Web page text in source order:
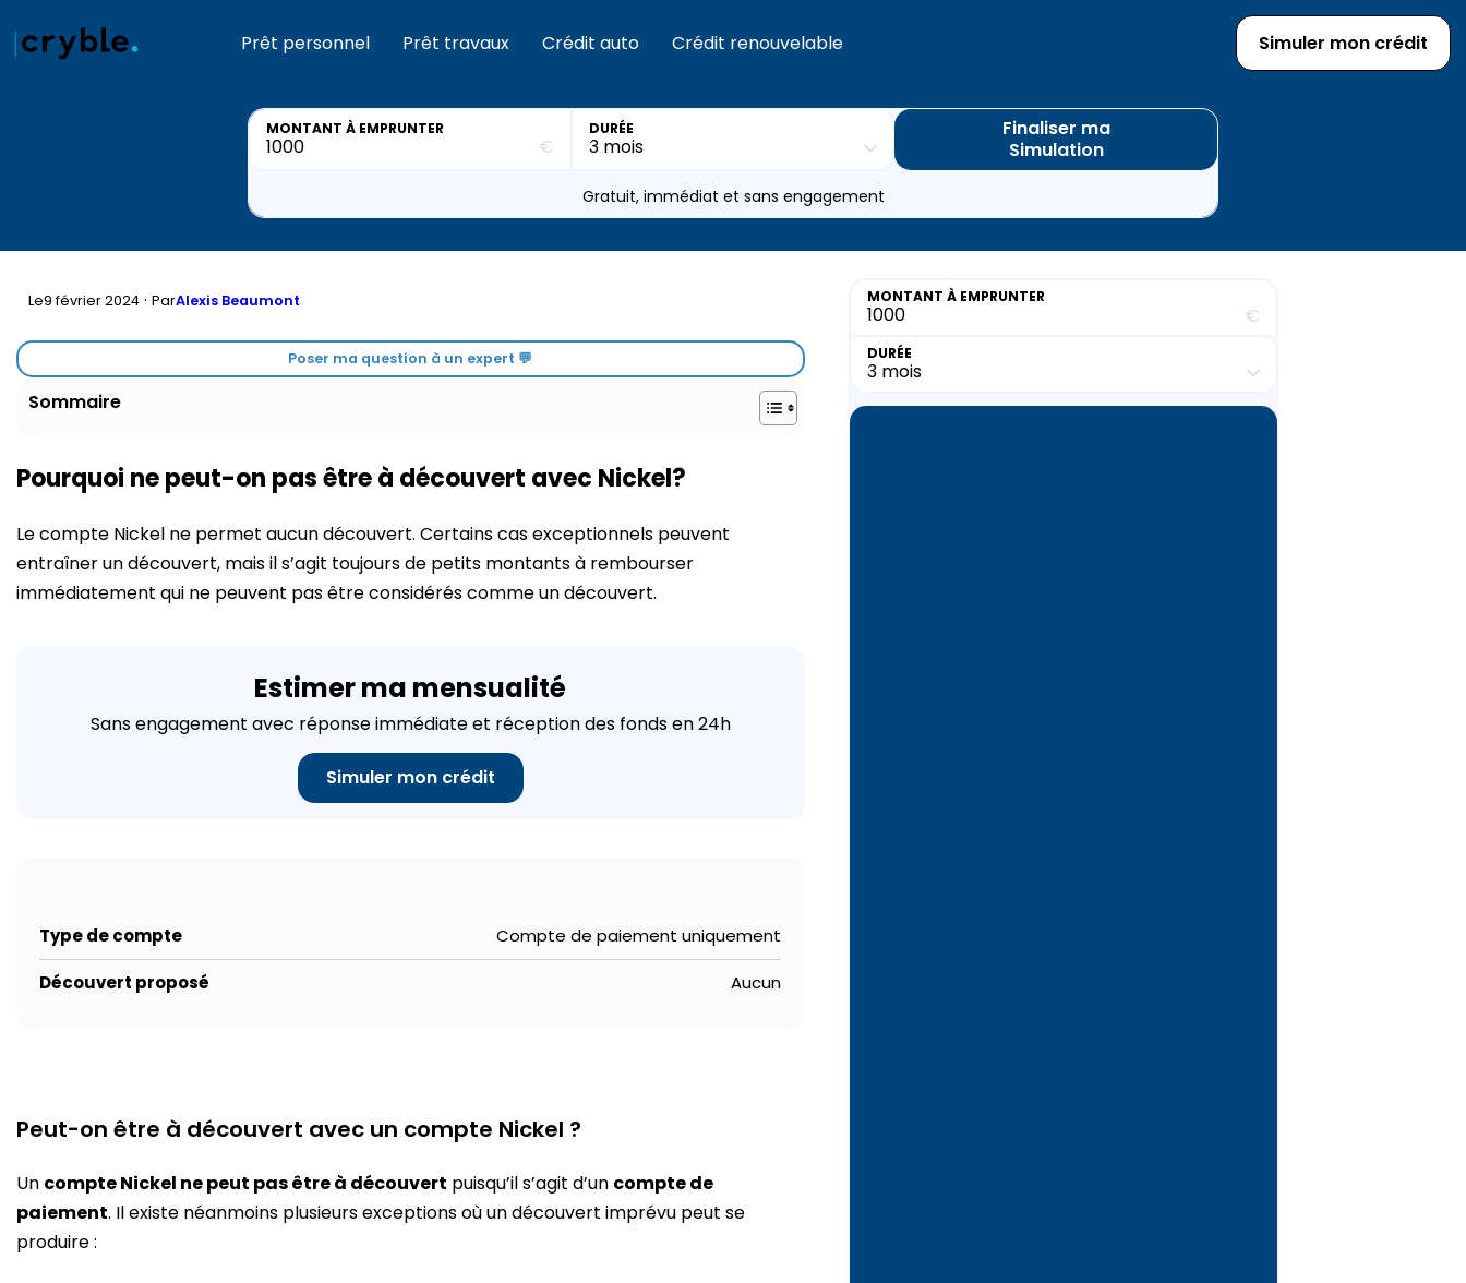
Prêt personnel Prêt travaux Crédit auto Crédit renouvelable Simuler mon crédit
MONTANT À EMPRUNTER
€
DURÉE
Finaliser ma
Simulation
Gratuit, immédiat et sans engagement
Le9 février 2024· ParAlexis Beaumont
Poser ma question à un expert 💬
Sommaire
Pourquoi ne peut-on pas être à découvert avec Nickel?
Le compte Nickel ne permet aucun découvert. Certains cas exceptionnels peuvent
entraîner un découvert, mais il s’agit toujours de petits montants à rembourser
immédiatement qui ne peuvent pas être considérés comme un découvert.
Estimer ma mensualité
Sans engagement avec réponse immédiate et réception des fonds en 24h
Simuler mon crédit
Type de compte Compte de paiement uniquement
Découvert proposé Aucun
Peut-on être à découvert avec un compte Nickel ?
Un compte Nickel ne peut pas être à découvert puisqu’il s’agit d’un compte de
paiement. Il existe néanmoins plusieurs exceptions où un découvert imprévu peut se
produire :
MONTANT À EMPRUNTER
€
DURÉE